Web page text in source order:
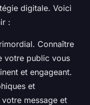
digitale. Voici
:
Connaître
votre public vous
et engageant.
et
message et